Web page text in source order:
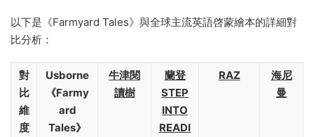
以下是《Farmyard Tales》與全球主流英語啓蒙繪本的詳細對
比分析：
對
比
維
度
Usborne
《Farmy
ard
Tales》
牛津閱
讀樹
蘭登
STEP
INTO
READI
RAZ
海尼
曼